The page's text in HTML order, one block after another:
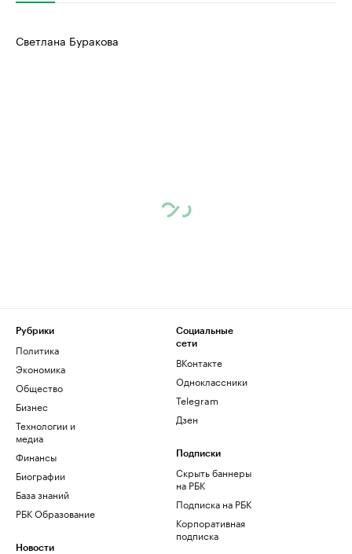
Светлана Буракова
Рубрики
Политика
Экономика
Общество
Бизнес
Технологии и
медиа
Финансы
Биографии
База знаний
РБК Образование
Новости
Социальные
сети
ВКонтакте
Одноклассники
Telegram
Дзен
Подписки
Скрыть баннеры
на РБК
Подписка на РБК
Корпоративная
подписка